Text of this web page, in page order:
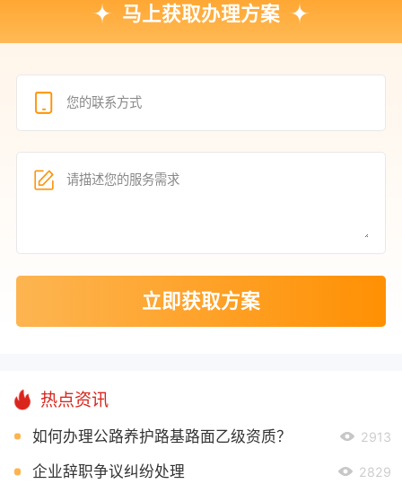
马上获取办理方案
立即获取方案
热点资讯
如何办理公路养护路基路面乙级资质？ 2913
企业辞职争议纠纷处理 2829